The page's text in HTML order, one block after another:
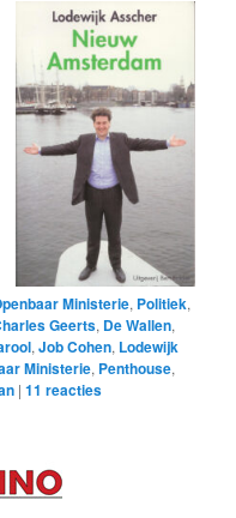
Ministerie, Politiek,
Geerts, De Wallen,
,Job Cohen, Lodewijk
Ministerie, Penthouse,
|11 reacties